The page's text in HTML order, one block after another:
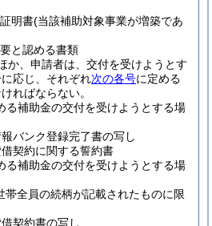
明書(当該補助対象事業が増築であ
と認める書類
か、申請者は、交付を受けようとす
応じ、それぞれ次の各号に定める
ればならない。
る補助金の交付を受けようとする場
バンク登録完了書の写し
契約に関する誓約書
る補助金の交付を受けようとする場
帯全員の続柄が記載されたものに限
契約書の写し